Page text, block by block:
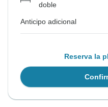
doble
Anticipo adicional
Reserva la